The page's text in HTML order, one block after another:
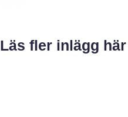
Läs fler inlägg här